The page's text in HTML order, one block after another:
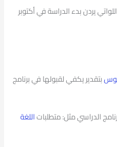
يردن بدء الدراسة في أكتوبر
بتقدير يكفي لقبولها في برنامج
الدراسي مثل: متطلباتاللغة